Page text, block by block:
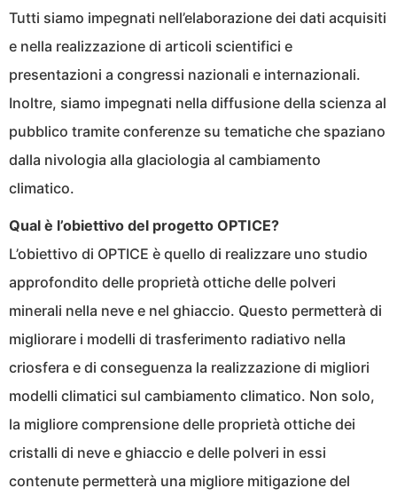
Tutti siamo impegnati nell’elaborazione dei dati acquisiti
e nella realizzazione di articoli scientifici e
presentazioni a congressi nazionali e internazionali.
Inoltre, siamo impegnati nella diffusione della scienza al
pubblico tramite conferenze su tematiche che spaziano
dalla nivologia alla glaciologia al cambiamento
climatico.
Qual è l’obiettivo del progetto OPTICE?
L’obiettivo di OPTICE è quello di realizzare uno studio
approfondito delle proprietà ottiche delle polveri
minerali nella neve e nel ghiaccio. Questo permetterà di
migliorare i modelli di trasferimento radiativo nella
criosfera e di conseguenza la realizzazione di migliori
modelli climatici sul cambiamento climatico. Non solo,
la migliore comprensione delle proprietà ottiche dei
cristalli di neve e ghiaccio e delle polveri in essi
contenute permetterà una migliore mitigazione del